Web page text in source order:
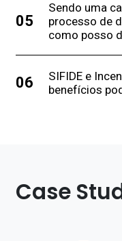
Sendo uma
processo de
como posso
SIFIDE e
benefícios
Case